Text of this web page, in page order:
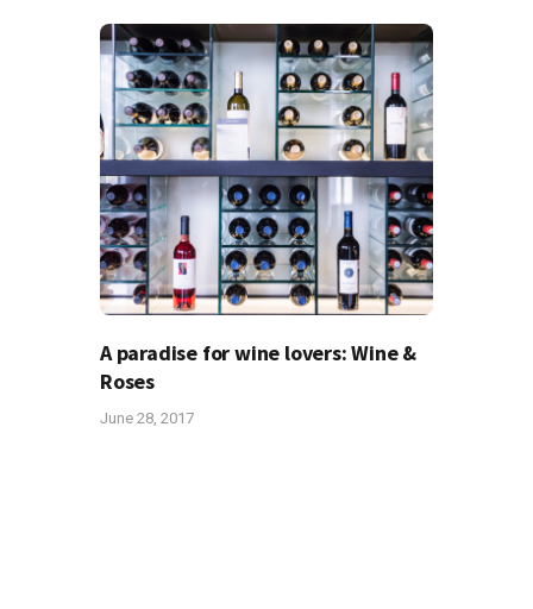
A paradise for wine lovers: Wine &
Roses
June 28, 2017